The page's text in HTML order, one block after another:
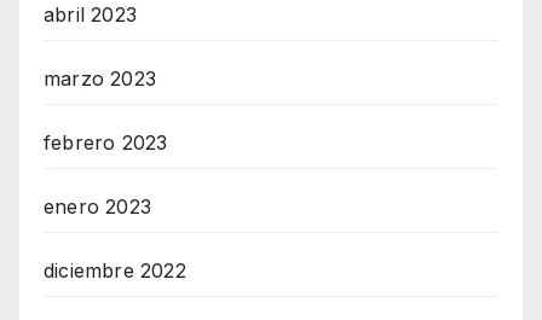
abril 2023
marzo 2023
febrero 2023
enero 2023
diciembre 2022